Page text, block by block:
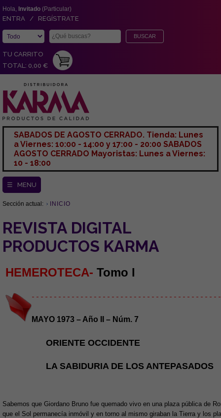
Hola, Invitado (Particular)
ENTRA / REGÍSTRATE
TU CARRITO
TOTAL: 0,00 €
SABADOS DE AGOSTO CERRADO. Tienda: Lunes
a Viernes: 10:00 - 14:00 y 17:00 - 20:00 SABADOS
AGOSTO CERRADO Mayoristas: Lunes a Viernes:
10 - 18:00
☰ MENU
Sección actual: INICIO
REVISTA DIGITAL
PRODUCTOS KARMA
HEMEROTECA- Tomo I
- - - - - - - - - - - - - - - - - - - - - - - - - - - - - - - - - - - - - - - - - -
MAYO 1973 – Año II – Núm. 7
ORIENTE OCCIDENTE
LA SABIDURIA DE LOS ANTEPASADOS
Sabemos que Giordano Bruno fue quemado vivo en una plaza pública de
que el Sol permanecía inmóvil y en torno al mismo giraban la Tierra y los